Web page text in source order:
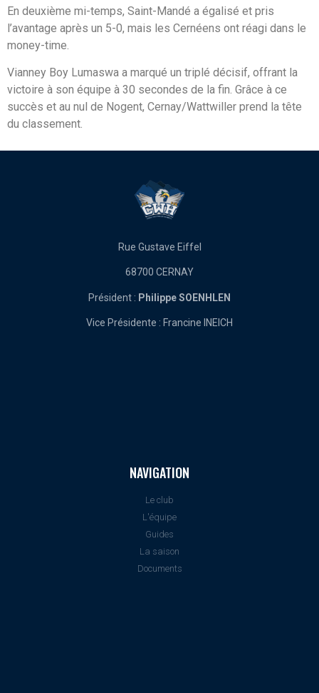
En deuxième mi-temps, Saint-Mandé a égalisé et pris
l’avantage après un 5-0, mais les Cernéens ont réagi dans le
money-time.
Vianney Boy Lumaswa a marqué un triplé décisif, offrant la
victoire à son équipe à 30 secondes de la fin. Grâce à ce
succès et au nul de Nogent, Cernay/Wattwiller prend la tête
du classement.
Rue Gustave Eiffel
68700 CERNAY
Président : Philippe SOENHLEN
Vice Présidente : Francine INEICH
NAVIGATION
Le club
L'équipe
Guides
La saison
Documents